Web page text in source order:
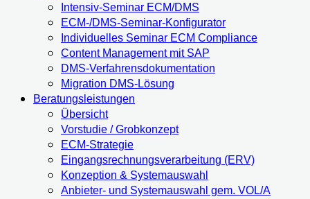
Intensiv-Seminar ECM/DMS
ECM-/DMS-Seminar-Konfigurator
Individuelles Seminar ECM Compliance
Content Management mit SAP
DMS-Verfahrensdokumentation
Migration DMS-Lösung
Beratungsleistungen
Übersicht
Vorstudie / Grobkonzept
ECM-Strategie
Eingangsrechnungsverarbeitung (ERV)
Konzeption & Systemauswahl
Anbieter- und Systemauswahl gem. VOL/A